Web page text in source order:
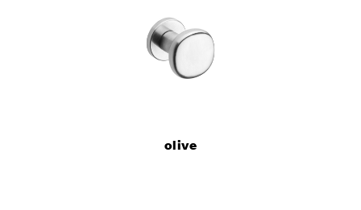
olive